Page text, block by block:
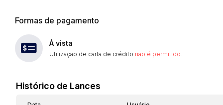
Formas de pagamento
À vista
Utilização de carta de crédito não é permitido.
Histórico de Lances
Envie sua Proposta